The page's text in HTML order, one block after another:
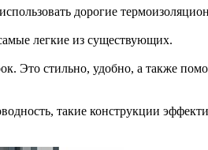
дорогие
легкие из существующих.
Это стильно, удобно, а также
такие конструкции